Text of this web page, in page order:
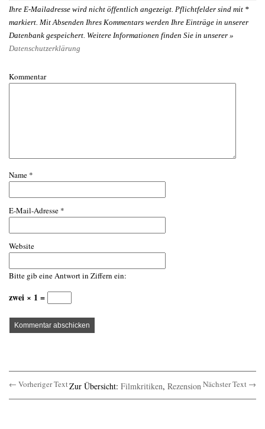
Ihre E-Mailadresse wird nicht öffentlich angezeigt. Pflichtfelder sind mit *
markiert. Mit Absenden Ihres Kommentars werden Ihre Einträge in unserer
Datenbank gespeichert. Weitere Informationen finden Sie in unserer »
Datenschutzerklärung
Kommentar
Name *
E-Mail-Adresse *
Website
Bitte gib eine Antwort in Ziffern ein:
zwei × 1 =
← Vorheriger TextZur Übersicht: Filmkritiken, RezensionNächster Text →